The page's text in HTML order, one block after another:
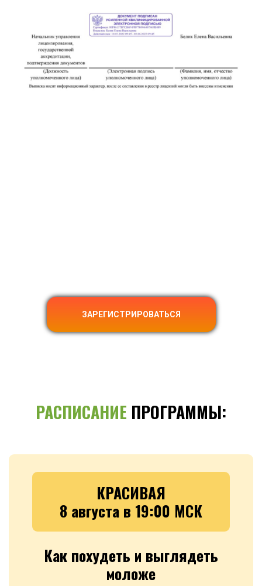
ЗАРЕГИСТРИРОВАТЬСЯ
РАСПИСАНИЕ ПРОГРАММЫ:
КРАСИВАЯ
8 августа в 19:00 МСК
Как похудеть и выглядеть
моложе